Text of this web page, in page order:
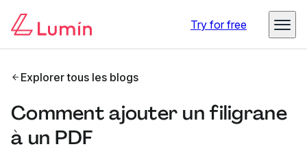
Try for free
Explorer tous les blogs
Comment ajouter un filigrane
à un PDF